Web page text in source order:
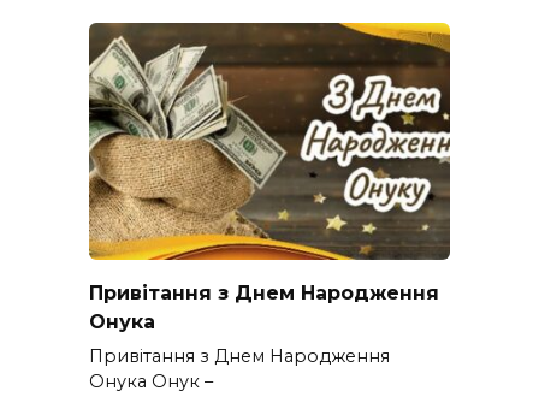
Привітання з Днем Народження
Онука
Привітання з Днем Народження
Онука Онук –